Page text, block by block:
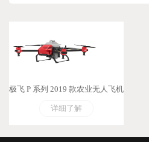
极飞 P 系列 2019 款农业无人飞机
详细了解